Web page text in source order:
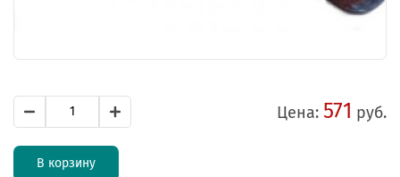
Цена: 571 руб.
В корзину